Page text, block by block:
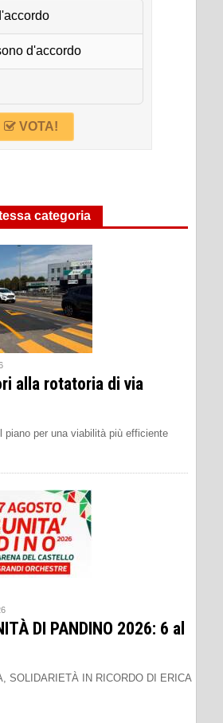
d'accordo
VOTA!
categoria
alla rotatoria di via
piano per una viabilità più efficiente
DI PANDINO 2026: 6 al
SOLIDARIETÀ IN RICORDO DI ERICA